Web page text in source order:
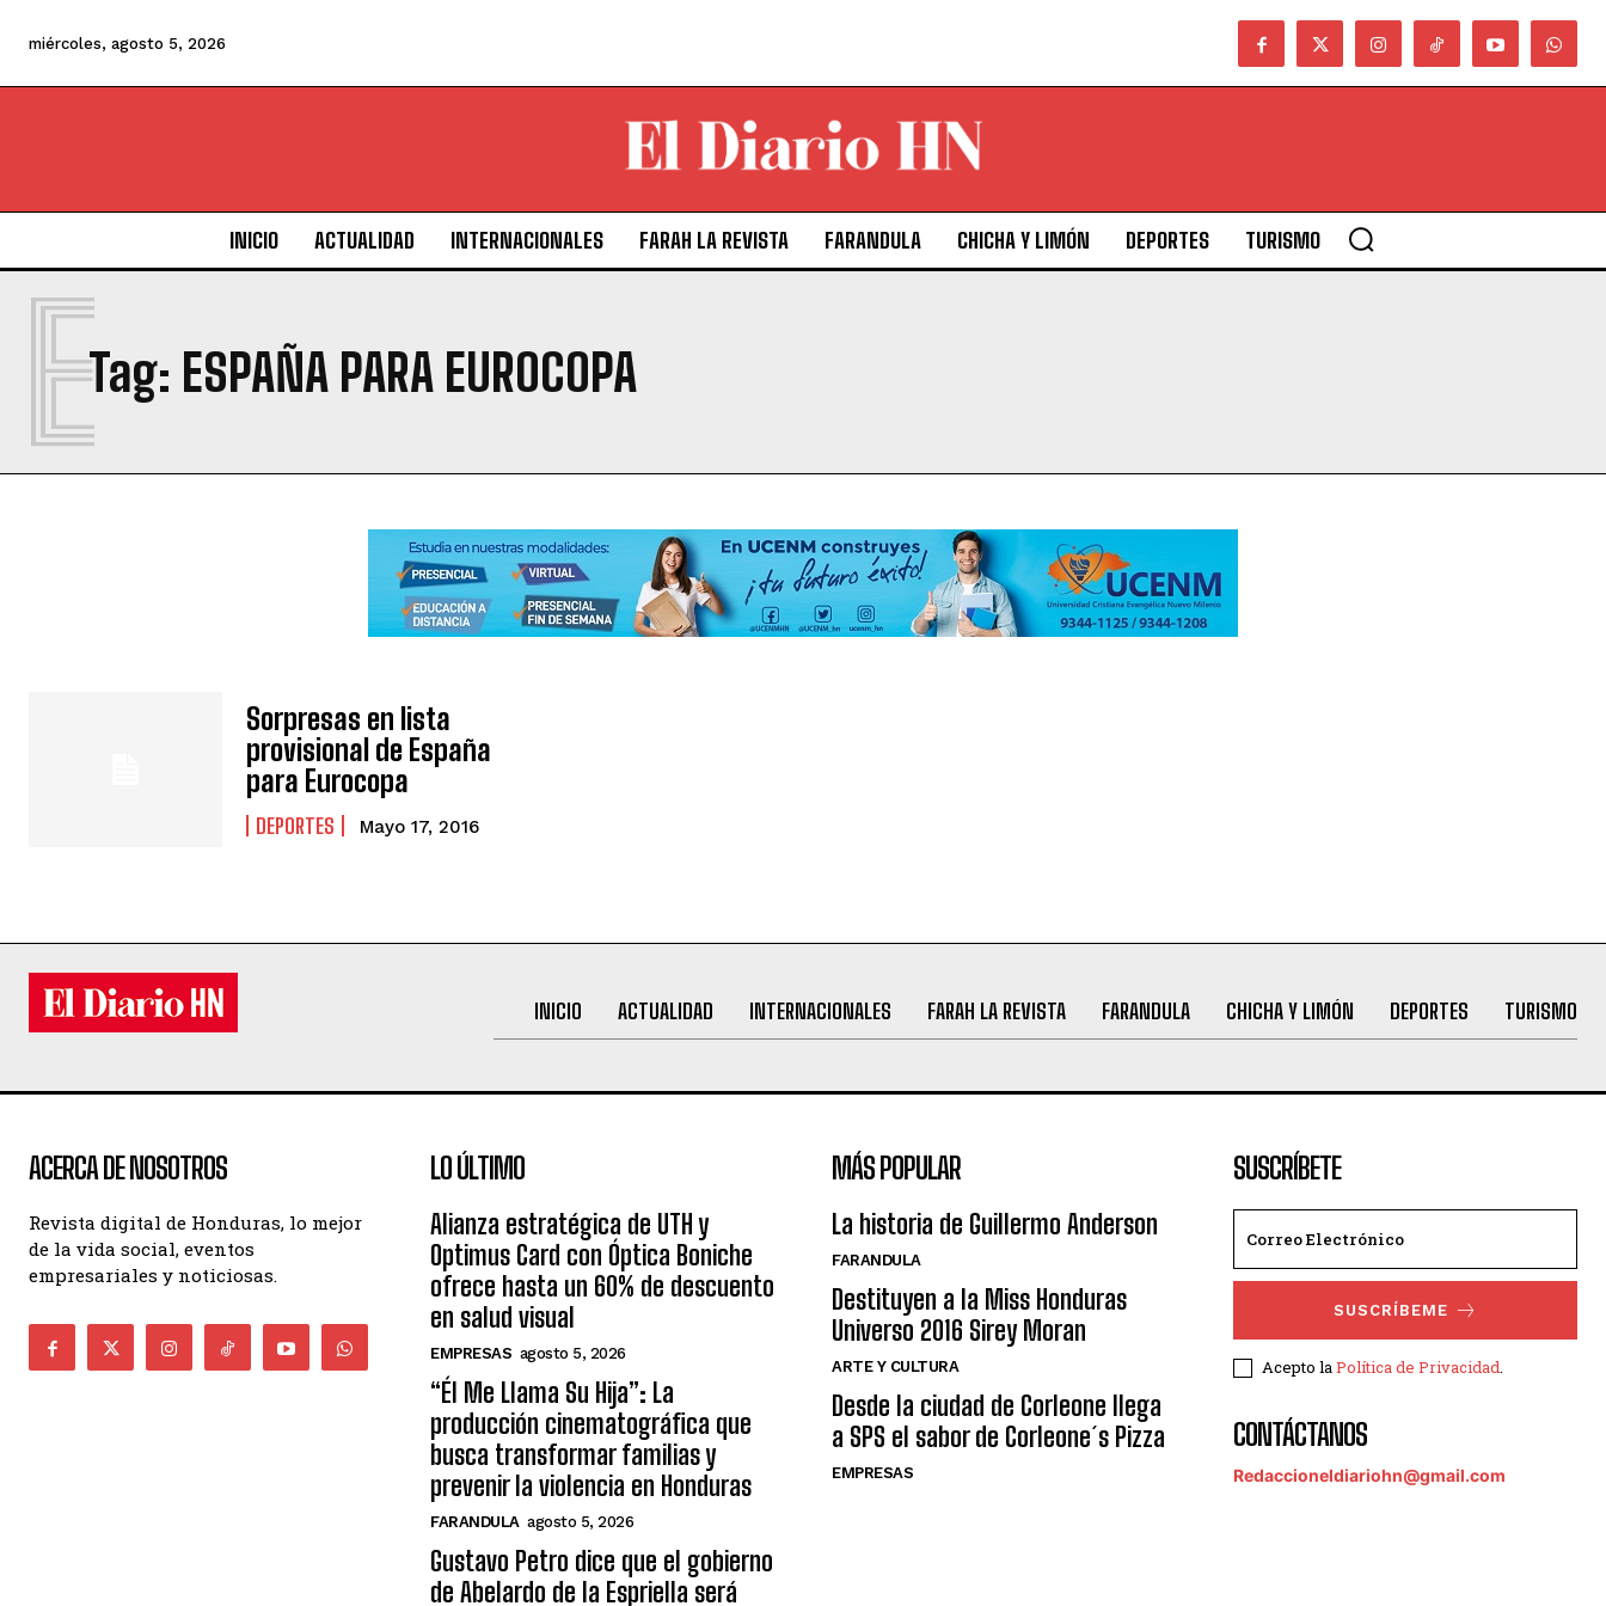
miércoles, agosto 5, 2026
INICIO ACTUALIDAD INTERNACIONALES FARAH LA REVISTA FARANDULA CHICHA Y LIMÓN DEPORTES TURISMO
Tag: ESPAÑA PARA EUROCOPA
E
Sorpresas en lista
provisional de España
para Eurocopa
DEPORTES Mayo 17, 2016
INICIO ACTUALIDAD INTERNACIONALES FARAH LA REVISTA FARANDULA CHICHA Y LIMÓN DEPORTES TURISMO
ACERCA DE NOSOTROS
Revista digital de Honduras, lo mejor
de la vida social, eventos
empresariales y noticiosas.
LO ÚLTIMO
Alianza estratégica de UTH y
Optimus Card con Óptica Boniche
ofrece hasta un 60% de descuento
en salud visual
EMPRESAS agosto 5, 2026
“Él Me Llama Su Hija”: La
producción cinematográfica que
busca transformar familias y
prevenir la violencia en Honduras
FARANDULA agosto 5, 2026
Gustavo Petro dice que el gobierno
de Abelardo de la Espriella será
MÁS POPULAR
La historia de Guillermo Anderson
FARANDULA
Destituyen a la Miss Honduras
Universo 2016 Sirey Moran
ARTE Y CULTURA
Desde la ciudad de Corleone llega
a SPS el sabor de Corleone´s Pizza
EMPRESAS
SUSCRÍBETE
SUSCRÍBEME
Acepto laPolítica de Privacidad.
CONTÁCTANOS
Redaccioneldiariohn@gmail.com